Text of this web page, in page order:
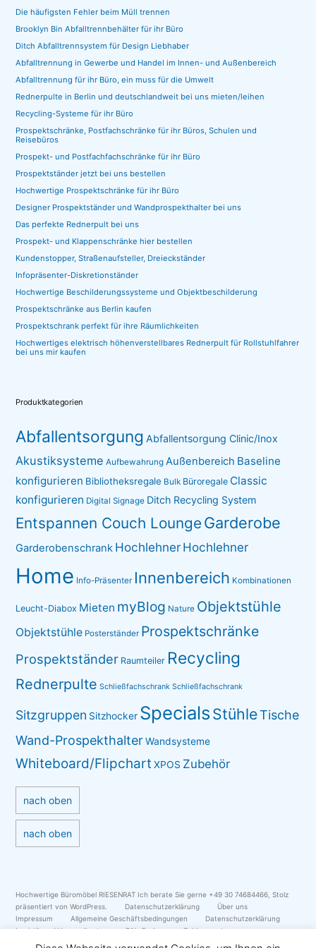
Die häufigsten Fehler beim Müll trennen
Brooklyn Bin Abfalltrennbehälter für ihr Büro
Ditch Abfalltrennsystem für Design Liebhaber
Abfalltrennung in Gewerbe und Handel im Innen- und Außenbereich
Abfalltrennung für ihr Büro, ein muss für die Umwelt
Rednerpulte in Berlin und deutschlandweit bei uns mieten/leihen
Recycling-Systeme für ihr Büro
Prospektschränke, Postfachschränke für ihr Büros, Schulen und
Reisebüros
Prospekt- und Postfachfachschränke für ihr Büro
Prospektständer jetzt bei uns bestellen
Hochwertige Prospektschränke für ihr Büro
Designer Prospektständer und Wandprospekthalter bei uns
Das perfekte Rednerpult bei uns
Prospekt- und Klappenschränke hier bestellen
Kundenstopper, Straßenaufsteller, Dreieckständer
Infopräsenter-Diskretionständer
Hochwertige Beschilderungssysteme und Objektbeschilderung
Prospektschränke aus Berlin kaufen
Prospektschrank perfekt für ihre Räumlichkeiten
Hochwertiges elektrisch höhenverstellbares Rednerpult für Rollstuhlfahrer
bei uns mir kaufen
Produktkategorien
Abfallentsorgung Abfallentsorgung Clinic/Inox
Akustiksysteme Aufbewahrung Außenbereich Baseline
konfigurieren Bibliotheksregale Bulk Büroregale Classic
konfigurieren Digital Signage Ditch Recycling System
Entspannen Couch Lounge Garderobe
Garderobenschrank HochlehnerHochlehner
Home Info-Präsenter Innenbereich Kombinationen
Leucht-Diabox Mieten myBlog Nature Objektstühle
Objektstühle Posterständer Prospektschränke
Prospektständer Raumteiler Recycling
Rednerpulte Schließfachschrank Schließfachschrank
Sitzgruppen Sitzhocker SpecialsStühleTische
Wand-ProspekthalterWandsysteme
Whiteboard/Flipchart XPOS Zubehör
nach oben
nach oben
Hochwertige Büromöbel RIESENRAT Ich berate Sie gerne +49 30 74684466 Stolz
präsentiert von WordPress.
Datenschutzerklärung
Über uns
Impressum
Allgemeine Geschäftsbedingungen
Datenschutzerklärung
Logistik und Versandkosten
RAL-Farben
Zahlungsarten